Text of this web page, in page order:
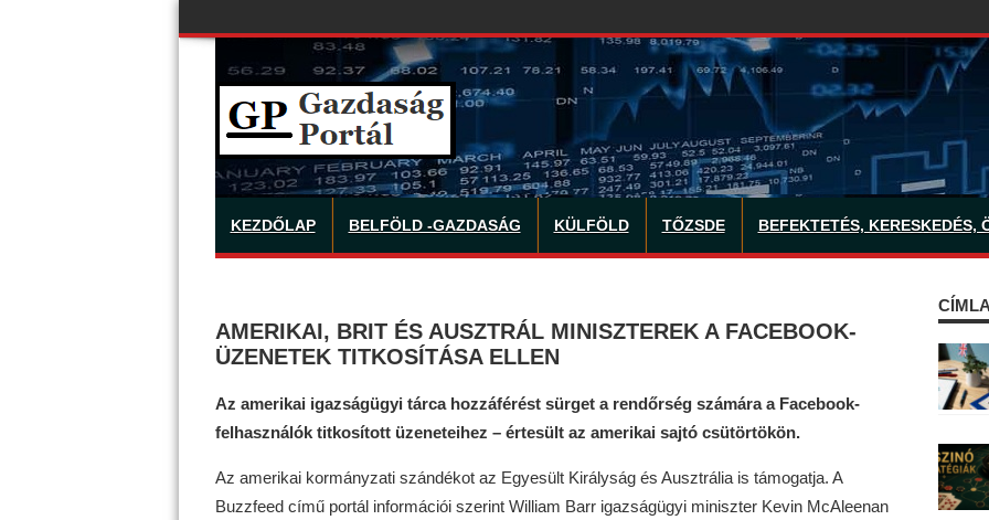
KEZDŐLAP BELFÖLD -GAZDASÁG KÜLFÖLD TŐZSDE BEFEKTETÉS, KERESKEDÉS,
AMERIKAI, BRIT ÉS AUSZTRÁL MINISZTEREK A FACEBOOK-
ÜZENETEK TITKOSÍTÁSA ELLEN
Az amerikai igazságügyi tárca hozzáférést sürget a rendőrség számára a Facebook-
felhasználók titkosított üzeneteihez – értesült az amerikai sajtó csütörtökön.
Az amerikai kormányzati szándékot az Egyesült Királyság és Ausztrália is támogatja. A
Buzzfeed című portál információi szerint William Barr igazságügyi miniszter Kevin McAleenan